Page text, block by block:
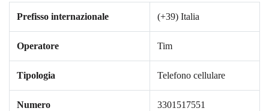
Prefisso internazionale (+39) Italia
Operatore Tim
Tipologia Telefono cellulare
Numero 3301517551